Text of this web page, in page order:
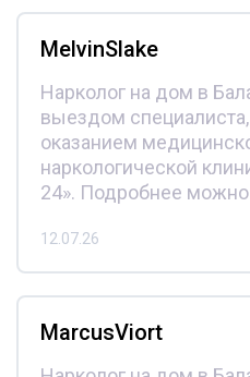
MelvinSlake
Нарколог на дом в
выездом
оказанием
наркологической
24». Подробнее можно
12.07.26
MarcusViort